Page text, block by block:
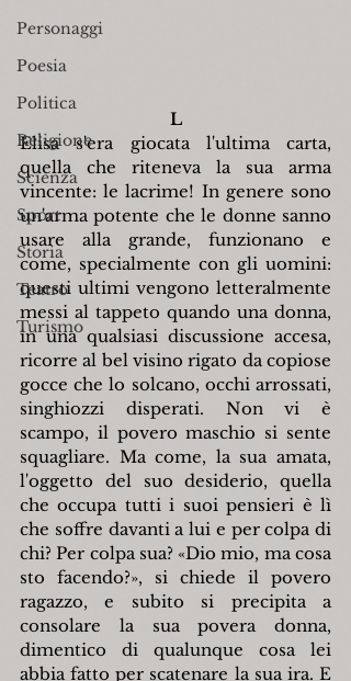
Personaggi
Poesia
Politica
Religione
Scienza
Sport
Storia
Teatro
Turismo
L
Elisa s'era giocata l'ultima carta,
quella che riteneva la sua arma
vincente: le lacrime! In genere sono
un'arma potente che le donne sanno
usare alla grande, funzionano e
come, specialmente con gli uomini:
questi ultimi vengono letteralmente
messi al tappeto quando una donna,
in una qualsiasi discussione accesa,
ricorre al bel visino rigato da copiose
gocce che lo solcano, occhi arrossati,
singhiozzi disperati. Non vi è
scampo, il povero maschio si sente
squagliare. Ma come, la sua amata,
l'oggetto del suo desiderio, quella
che occupa tutti i suoi pensieri è lì
che soffre davanti a lui e per colpa di
chi? Per colpa sua? «Dio mio, ma cosa
sto facendo?», si chiede il povero
ragazzo, e subito si precipita a
consolare la sua povera donna,
dimentico di qualunque cosa lei
abbia fatto per scatenare la sua ira. E